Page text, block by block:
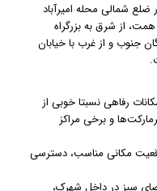
شمالی محله امیرآباد
از شرق به بزرگراه
جنوب و از غرب با خیابان
رفاهی نسبتا خوبی از
و برخی مراکز
مکانی مناسب، دسترسی
سبز در داخل شهرک،